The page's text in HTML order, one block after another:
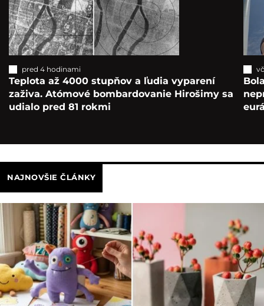
pred 4 hodinami
Teplota až 4000 stupňov a ľudia vyparení
zaživa. Atómové bombardovanie Hirošimy sa
udialo pred 81 rokmi
NAJNOVŠIE ČLÁNKY